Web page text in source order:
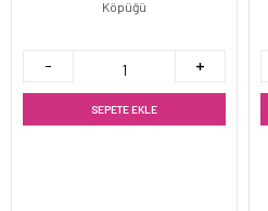
Köpüğü
SEPETE EKLE